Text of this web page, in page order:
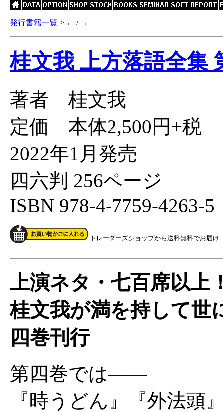
発行書籍一覧 > ← / →
桂文我 上方落語全集
著者 桂文我
定価 本体2,500円+税
2022年1月発売
四六判 256ページ
ISBN 978-4-7759-4263-5
トレーダーズショップから送料無料でお届け
上演ネタ・七百席以上
桂文我が満を持して世
四巻刊行
第四巻では――
『時うどん』『外法頭